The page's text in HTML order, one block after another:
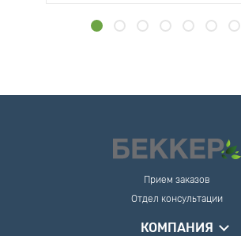
Прием заказов
Отдел консультации
КОМПАНИЯ